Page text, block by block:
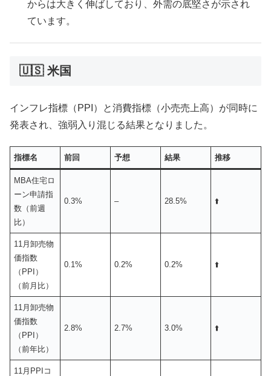
からは大きく伸ばしており、外需の底堅さが示され
ています。
🇺🇸 米国
インフレ指標（PPI）と消費指標（小売売上高）が同時に
発表され、強弱入り混じる結果となりました。
指標名 前回 予想 結果 推移
MBA住宅ロ
ーン申請指
数（前週
比）
0.3% – 28.5% ⬆️
11月卸売物
価指数
（PPI）
（前月比）
0.1% 0.2% 0.2% ⬆️
11月卸売物
価指数
（PPI）
（前年比）
2.8% 2.7% 3.0% ⬆️
11月PPIコ